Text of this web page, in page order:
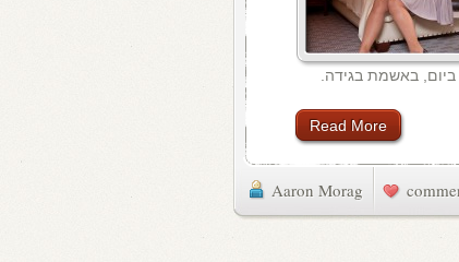
ביום, באשמת בגידה.
Read More
Aaron Morag